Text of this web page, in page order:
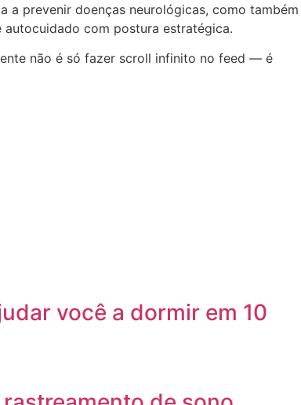
a prevenir doenças neurológicas, como também
com postura estratégica.
não é só fazer scroll infinito no feed — é
você a dormir em 10